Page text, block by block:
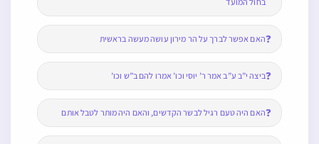
❓האם אפשר לברך על הר מירון עושה מעשה בראשית
❓ביצה י”ב ע”ב אמר ר’ יוסי וכו’ אמרו להם ב”ש וכו’
❓האם היה טעם רגיל לבשר הקדשים, והאם היה מותר לטבל אותם